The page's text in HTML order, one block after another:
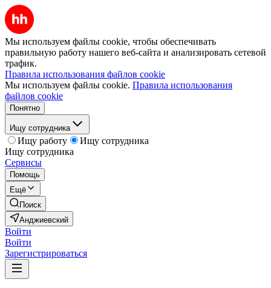
Мы используем файлы cookie, чтобы обеспечивать
правильную работу нашего веб-сайта и анализировать сетевой
трафик.
Правила использования файлов cookie
Мы используем файлы cookie. Правила использования
файлов cookie
Понятно
Ищу сотрудника
Ищу работу
Ищу сотрудника
Ищу сотрудника
Сервисы
Помощь
Ещё
Поиск
Анджиевский
Войти
Войти
Зарегистрироваться